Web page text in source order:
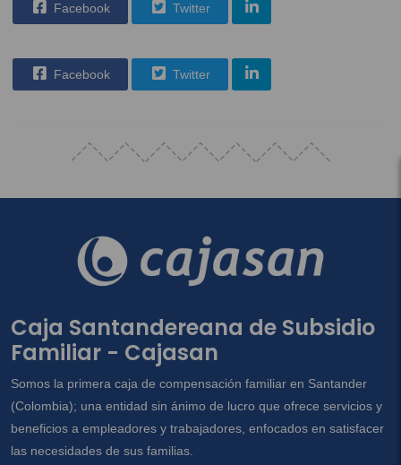
Facebook Twitter
Facebook Twitter
Caja Santandereana de Subsidio
Familiar - Cajasan
Somos la primera caja de compensación familiar en Santander
(Colombia); una entidad sin ánimo de lucro que ofrece servicios y
beneficios a empleadores y trabajadores, enfocados en satisfacer
las necesidades de sus familias.